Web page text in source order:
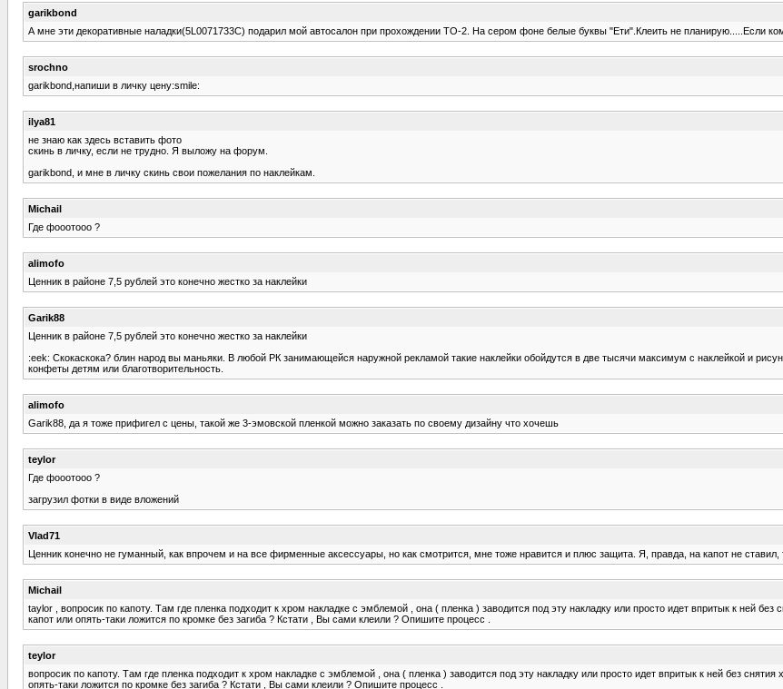
garikbond
А мне эти декоративные наладки(5L0071733C) подарил мой автосалон при прохождении ТО-2. На сером фоне белые буквы "Ети".Клеить не планирую.....Если
srochno
garikbond,напиши в личку цену:smile:
ilya81
не знаю как здесь вставить фото
скинь в личку, если не трудно. Я выложу на форум.
garikbond, и мне в личку скинь свои пожелания по наклейкам.
Michail
Где фооотооо ?
alimofo
Ценник в районе 7,5 рублей это конечно жестко за наклейки
Garik88
Ценник в районе 7,5 рублей это конечно жестко за наклейки
:eek: Скокаскока? блин народ вы маньяки. В любой РК занимающейся наружной рекламой такие наклейки обойдутся в две тысячи максимум с наклейкой и
конфеты детям или благотворительность.
alimofo
Garik88, да я тоже прифигел с цены, такой же 3-эмовской пленкой можно заказать по своему дизайну что хочешь
teylor
Где фооотооо ?
загрузил фотки в виде вложений
Vlad71
Ценник конечно не гуманный, как впрочем и на все фирменные аксессуары, но как смотрится, мне тоже нравится и плюс защита. Я, правда, на капот не ставил,
Michail
taylor , вопросик по капоту. Там где пленка подходит к хром накладке с эмблемой , она ( пленка ) заводится под эту накладку или просто идет впритык к ней
капот или опять-таки ложится по кромке без загиба ? Кстати , Вы сами клеили ? Опишите процесс .
teylor
вопросик по капоту. Там где пленка подходит к хром накладке с эмблемой , она ( пленка ) заводится под эту накладку или просто идет впритык к ней без
опять-таки ложится по кромке без загиба ? Кстати , Вы сами клеили ? Опишите процесс .